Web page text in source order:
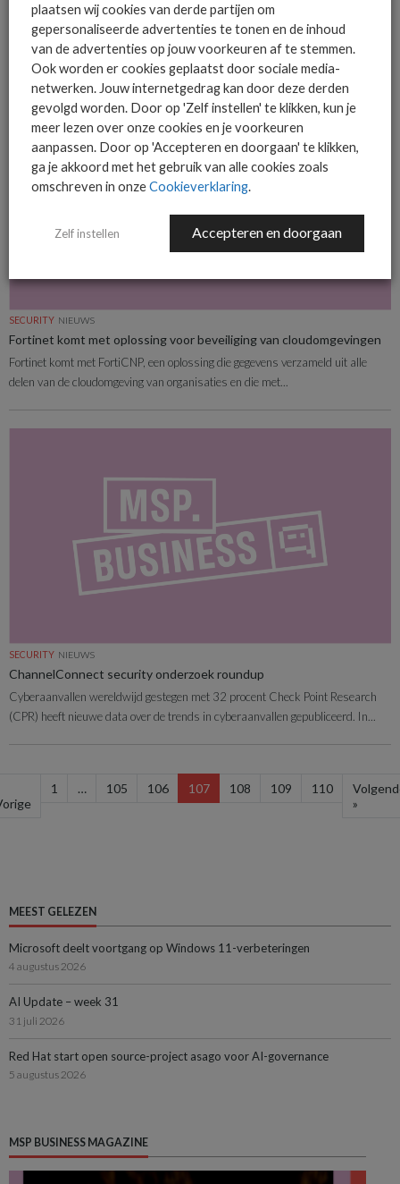
Criminelen hebben de afgelopen tijd open-source npm-pakketten besmet met
stealer-malware Volt Stealer en Lofy Stealer. Dat kan ernstige gevolgen
hebben...
SECURITY NIEUWS
Fortinet komt met oplossing voor beveiliging van cloudomgevingen
Fortinet komt met FortiCNP, een oplossing die gegevens verzameld uit alle
delen van de cloudomgeving van organisaties en die met...
SECURITY NIEUWS
ChannelConnect security onderzoek roundup
Cyberaanvallen wereldwijd gestegen met 32 procent Check Point Research
(CPR) heeft nieuwe data over de trends in cyberaanvallen gepubliceerd. In...
1 … 105 106 107 108 109 110
»
MSP BUSINESS MAGAZINE
MEEST GELEZEN
Microsoft deelt voortgang op Windows 11-verbeteringen
4 augustus 2026
AI Update – week 31
31 juli 2026
Red Hat start open source-project asago voor AI-governance
5 augustus 2026
plaatsen wij cookies van derde partijen om
gepersonaliseerde advertenties te tonen en de inhoud
van de advertenties op jouw voorkeuren af te stemmen.
Ook worden er cookies geplaatst door sociale media-
netwerken. Jouw internetgedrag kan door deze derden
gevolgd worden. Door op 'Zelf instellen' te klikken, kun je
meer lezen over onze cookies en je voorkeuren
aanpassen. Door op 'Accepteren en doorgaan' te klikken,
ga je akkoord met het gebruik van alle cookies zoals
omschreven in onzeCookieverklaring.
Zelf instellen Accepteren en doorgaan